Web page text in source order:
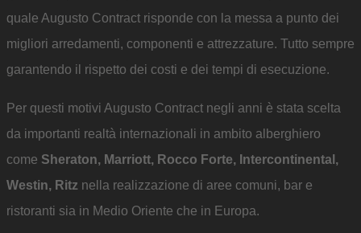
quale Augusto Contract risponde con la messa a punto dei
migliori arredamenti, componenti e attrezzature. Tutto sempre
garantendo il rispetto dei costi e dei tempi di esecuzione.
Per questi motivi Augusto Contract negli anni è stata scelta
da importanti realtà internazionali in ambito alberghiero
come Sheraton, Marriott, Rocco Forte, Intercontinental,
Westin, Ritz nella realizzazione di aree comuni, bar e
ristoranti sia in Medio Oriente che in Europa.